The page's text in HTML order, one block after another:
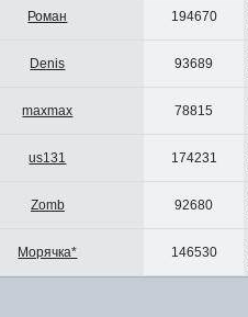
Роман 194670
Denis 93689
maxmax 78815
us131 174231
Zomb 92680
Морячка* 146530